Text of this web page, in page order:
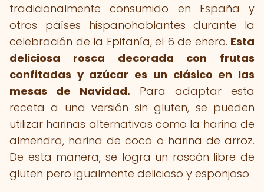
tradicionalmente consumido en España y
otros países hispanohablantes durante la
celebración de la Epifanía, el 6 de enero. Esta
deliciosa rosca decorada con frutas
confitadas y azúcar es un clásico en las
mesas de Navidad. Para adaptar esta
receta a una versión sin gluten, se pueden
utilizar harinas alternativas como la harina de
almendra, harina de coco o harina de arroz.
De esta manera, se logra un roscón libre de
gluten pero igualmente delicioso y esponjoso.